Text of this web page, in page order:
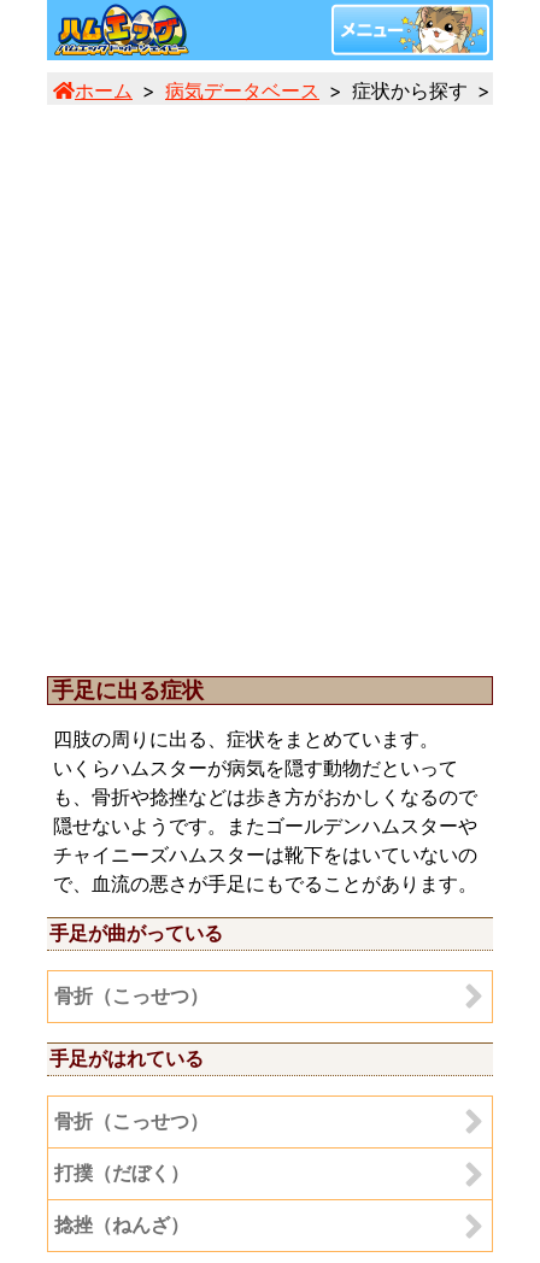
ホーム 病気データベース 症状から探す
手足に出る症状
四肢の周りに出る、症状をまとめています。
いくらハムスターが病気を隠す動物だといって
も、骨折や捻挫などは歩き方がおかしくなるので
隠せないようです。またゴールデンハムスターや
チャイニーズハムスターは靴下をはいていないの
で、血流の悪さが手足にもでることがあります。
手足が曲がっている
骨折（こっせつ）
手足がはれている
骨折（こっせつ）
打撲（だぼく）
捻挫（ねんざ）